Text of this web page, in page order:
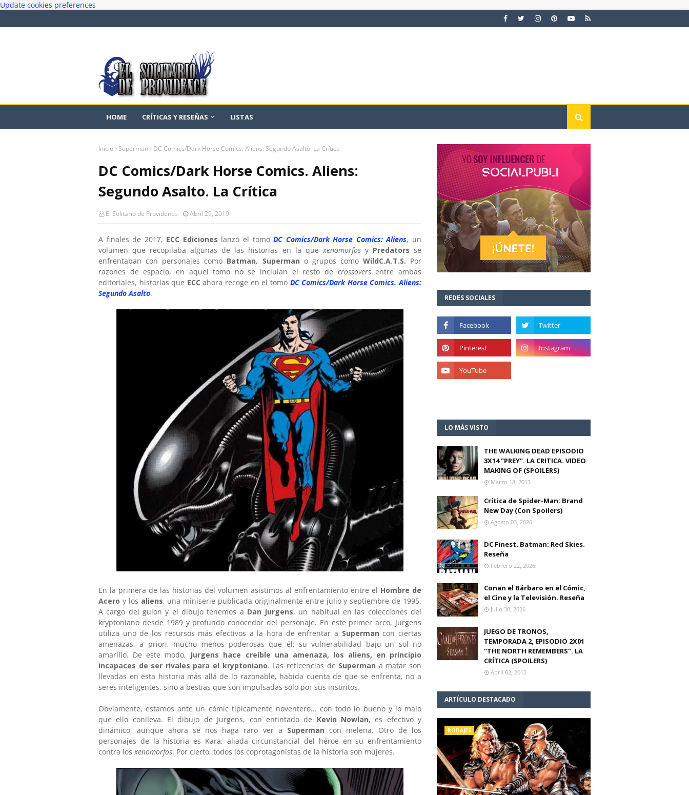
Update cookies preferences
HOME CRÍTICAS Y RESEÑAS LISTAS
Inicio Superman DC Comics/Dark Horse Comics. Aliens: Segundo Asalto. La Crítica
DC Comics/Dark Horse Comics. Aliens:
Segundo Asalto. La Crítica
El Solitario de Providence Abril 29, 2019
A finales de 2017, ECC Ediciones lanzó el tomoDC Comics/Dark Horse Comics: Aliens, un
volumen que recopilaba algunas de las historias en la quexenomorfos y Predatorsse
enfrentaban con personajes como Batman, Superman o grupos como WildC.A.T.S. Por
razones de espacio, en aquel tomo no se incluían el resto de crossoversentre ambas
editoriales, historias que ECCahora recoge en el tomo DC Comics/Dark Horse Comics. Aliens:
Segundo Asalto.
En la primera de las historias del volumen asistimos al enfrentamiento entre el Hombre de
Acero y los aliens, una miniserie publicada originalmente entre julio y septiembre de 1995.
A cargo del guion y el dibujo tenemos a Dan Jurgens, un habitual en las colecciones del
kryptoniano desde 1989 y profundo conocedor del personaje. En este primer arco, Jurgens
utiliza uno de los recursos más efectivos a la hora de enfrentar a Supermancon ciertas
amenazas, a priori, mucho menos poderosas que él: su vulnerabilidad bajo un sol no
amarillo. De este modo, Jurgens hace creíble una amenaza, los aliens, en principio
incapaces de ser rivales para el kryptoniano. Las reticencias de Superman a matar son
llevadas en esta historia más allá de lo razonable, habida cuenta de que se enfrenta, no a
seres inteligentes, sino a bestias que son impulsadas solo por sus instintos.
Obviamente, estamos ante un cómic típicamente noventero... con todo lo bueno y lo malo
que ello conlleva. El dibujo de Jurgens, con entintado de Kevin Nowlan, es efectivo y
dinámico, aunque ahora se nos haga raro ver a Superman con melena. Otro de los
personajes de la historia es Kara, aliada circunstancial del héroe en su enfrentamiento
contra losxenomorfos. Por cierto, todos los coprotagonistas de la historia son mujeres.
REDES SOCIALES
LO MÁS VISTO
THE WALKING DEAD EPISODIO
3X14 "PREY". LA CRITICA. VIDEO
MAKING OF (SPOILERS)
Marzo 18, 2013
Crítica de Spider-Man: Brand
New Day (Con Spoilers)
Agosto 03, 2026
DC Finest. Batman: Red Skies.
Reseña
Febrero 22, 2026
Conan el Bárbaro en el Cómic,
el Cine y la Televisión. Reseña
Julio 30, 2026
JUEGO DE TRONOS,
TEMPORADA 2, EPISODIO 2X01
"THE NORTH REMEMBERS". LA
CRÍTICA (SPOILERS)
Abril 02, 2012
ARTÍCULO DESTACADO
RODAJES